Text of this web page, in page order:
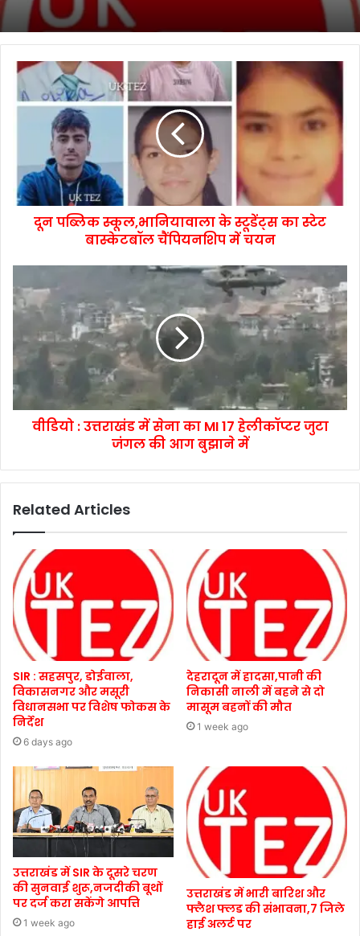
दून पब्लिक स्कूल,भानियावाला के स्टूडेंट्स का स्टेट
बास्केटबॉल चैंपियनशिप में चयन
वीडियो : उत्तराखंड में सेना का MI 17 हेलीकॉप्टर जुटा
जंगल की आग बुझाने में
Related Articles
SIR : सहसपुर, डोईवाला,
विकासनगर और मसूरी
विधानसभा पर विशेष फोकस के
निर्देश
6 days ago
देहरादून में हादसा,पानी की
निकासी नाली में बहने से दो
मासूम बहनों की मौत
1 week ago
उत्तराखंड में SIR के दूसरे चरण
की सुनवाई शुरू,नजदीकी बूथों
पर दर्ज करा सकेंगे आपत्ति
1 week ago
उत्तराखंड में भारी बारिश और
फ्लैश फ्लड की संभावना,7 जिले
हाई अलर्ट पर